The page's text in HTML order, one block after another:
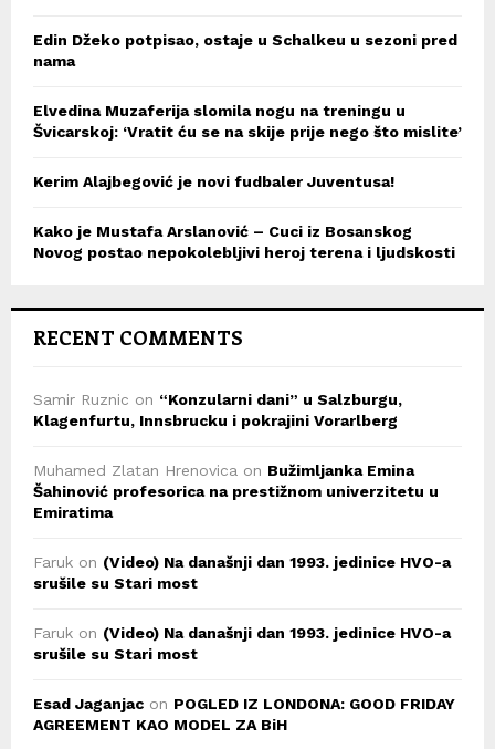
Edin Džeko potpisao, ostaje u Schalkeu u sezoni pred
nama
Elvedina Muzaferija slomila nogu na treningu u
Švicarskoj: ‘Vratit ću se na skije prije nego što mislite’
Kerim Alajbegović je novi fudbaler Juventusa!
Kako je Mustafa Arslanović – Cuci iz Bosanskog
Novog postao nepokolebljivi heroj terena i ljudskosti
RECENT COMMENTS
Samir Ruznic on “Konzularni dani” u Salzburgu,
Klagenfurtu, Innsbrucku i pokrajini Vorarlberg
Muhamed Zlatan Hrenovica on Bužimljanka Emina
Šahinović profesorica na prestižnom univerzitetu u
Emiratima
Faruk on (Video) Na današnji dan 1993. jedinice HVO-a
srušile su Stari most
Faruk on (Video) Na današnji dan 1993. jedinice HVO-a
srušile su Stari most
Esad Jaganjac on POGLED IZ LONDONA: GOOD FRIDAY
AGREEMENT KAO MODEL ZA BiH